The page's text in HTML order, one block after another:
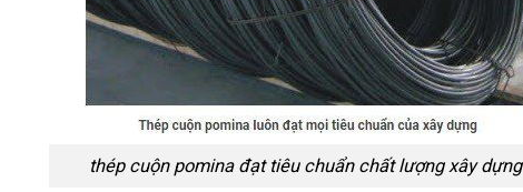
thép cuộn pomina đạt tiêu chuẩn chất lượng xây dựng